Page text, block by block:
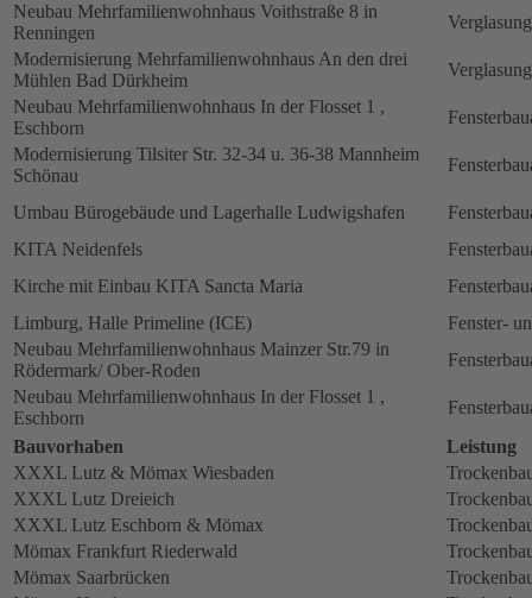
Neubau Mehrfamilienwohnhaus Voithstraße 8 in
Renningen
Modernisierung Mehrfamilienwohnhaus An den drei
Mühlen Bad Dürkheim
Neubau Mehrfamilienwohnhaus In der Flosset 1 ,
Eschborn
Modernisierung Tilsiter Str. 32-34 u. 36-38 Mannheim
Schönau
Umbau Bürogebäude und Lagerhalle Ludwigshafen
KITA Neidenfels
Kirche mit Einbau KITA Sancta Maria
Limburg, Halle Primeline (ICE)
Fenster-
Neubau Mehrfamilienwohnhaus Mainzer Str.79 in
Rödermark/ Ober-Roden
Neubau Mehrfamilienwohnhaus In der Flosset 1 ,
Eschborn
Bauvorhaben
Leistung
XXXL Lutz & Mömax Wiesbaden
XXXL Lutz Dreieich
XXXL Lutz Eschborn & Mömax
Mömax Frankfurt Riederwald
Mömax Saarbrücken